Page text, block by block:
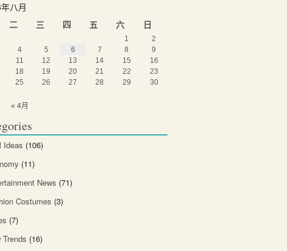
八月
二 三 四 五 六 日
« 4月
1
2
4 5 6 7 8
9
11 12 13 14 15
16
18 19 20 21 22
23
25 26 27 28 29
30
Ideas (106)
(11)
News (71)
Costumes (3)
(7)
Trends (16)